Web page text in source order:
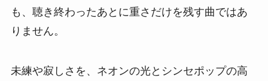
も、聴き終わったあとに重さだけを残す曲ではあ
りません。
未練や寂しさを、ネオンの光とシンセポップの高